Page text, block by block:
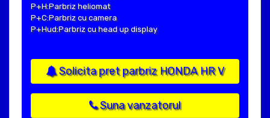
P+H:Parbriz heliomat
P+C:Parbriz cu camera
P+Hud:Parbriz cu head up display
Solicita pret parbriz HONDA HR V
Suna vanzatorul